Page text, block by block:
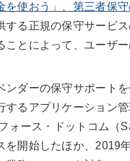
を使おう」、第三者保
する正規の保守サービ
ことによって、ユーザ
ダーの保守サポート
するアプリケーション
ォース・ドットコム（
を開始したほか、2019